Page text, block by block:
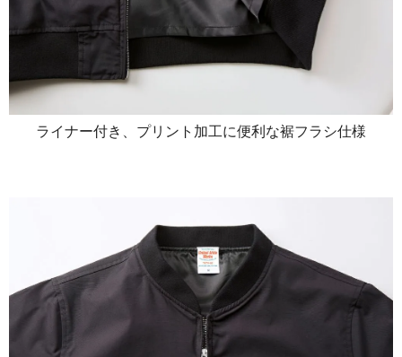
ライナー付き、プリント加工に便利な裾フラシ仕様